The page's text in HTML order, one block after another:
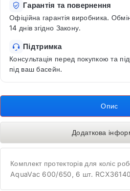
Гарантія та повернення
Офіційна гарантія виробника.
14 днів згідно Закону.
Підтримка
Консультація перед покупкою та
під ваш басейн.
Опис
Додаткова
Комплект протекторів для коліс
AquaVac 600/650, 6 шт.